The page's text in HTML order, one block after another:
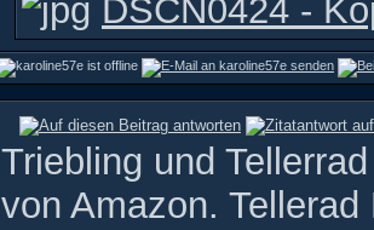
DSCN0424 -
Triebling und
von Amazon.